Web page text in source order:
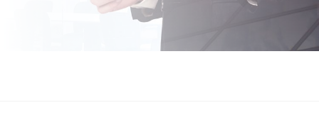
メールマガ